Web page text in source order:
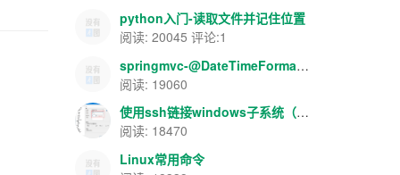
python入门-读取文件并记住位置
阅读: 20045 评论:1
springmvc-@DateTimeFormat/@NumberFormat数据格式转换
阅读: 19060
使用ssh链接windows子系统（Ubuntu）
阅读: 18470
Linux常用命令